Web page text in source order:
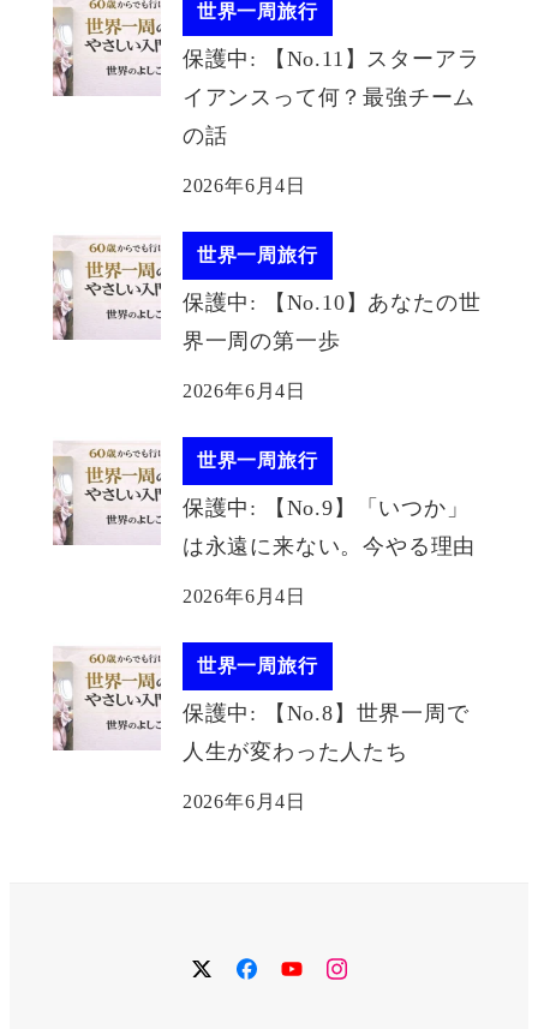
世界一周旅行
保護中: 【No.11】スターアラ
イアンスって何？最強チーム
の話
2026年6月4日
世界一周旅行
保護中: 【No.10】あなたの世
界一周の第一歩
2026年6月4日
世界一周旅行
保護中: 【No.9】「いつか」
は永遠に来ない。今やる理由
2026年6月4日
世界一周旅行
保護中: 【No.8】世界一周で
人生が変わった人たち
2026年6月4日
twitterfacebook
YouTubeinstagram